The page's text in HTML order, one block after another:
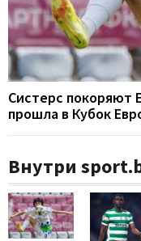
Систерс покоряют
прошла в Кубок
Внутри